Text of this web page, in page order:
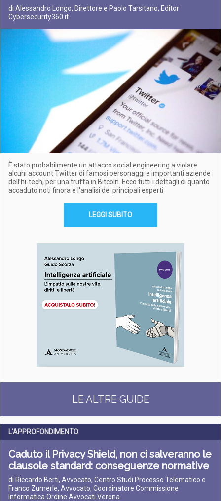
di Alessandro Longo, Direttore e Paolo Tarsitano, Editor
Cybersecurity360.it
È stato probabilmente un attacco social engineering a violare
alcuni account Twitter di famosi personaggi e importanti aziende
dell’hi-tech, per una truffa in Bitcoin. Ecco tutti i dettagli di quanto
accaduto noti finora e l'analisi dei principali esperti
LEGGI SUBITO
LE ALTRE GUIDE
L'APPROFONDIMENTO
Caduto il Privacy Shield, non ci salveranno le
clausole standard: conseguenze normative
di Riccardo Berti, Avvocato, Centro Studi Processo Telematico e
Franco Zumerle, Avvocato, Coordinatore Commissione
Informatica Ordine Avvocati Verona